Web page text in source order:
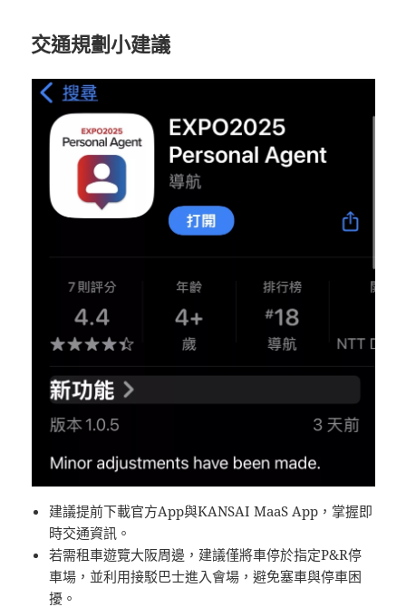
交通規劃小建議
建議提前下載官方App與KANSAI MaaS App，掌握即
時交通資訊。
若需租車遊覽大阪周邊，建議僅將車停於指定P&R停
車場，並利用接駁巴士進入會場，避免塞車與停車困
擾。